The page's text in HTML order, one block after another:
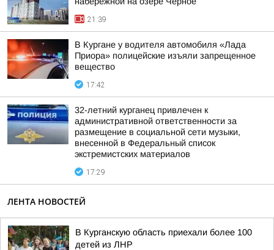
21:39
В Кургане у водителя автомобиля «Лада
Приора» полицейские изъяли запрещенное
вещество
17:42
32-летний курганец привлечен к
административной ответственности за
размещение в социальной сети музыки,
внесенной в Федеральный список
экстремистских материалов
17:29
ЛЕНТА НОВОСТЕЙ
В Курганскую область приехали более 100
детей из ЛНР